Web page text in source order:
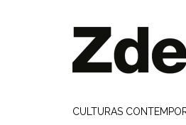
CULTURAS